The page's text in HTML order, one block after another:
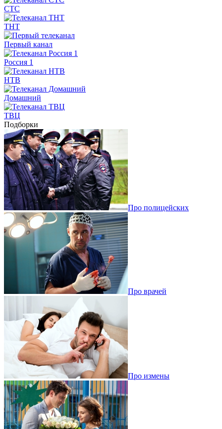
СТС
ТНТ
Первый канал
Россия 1
НТВ
Домашний
ТВЦ
Подборки
Про полицейских
Про врачей
Про измены